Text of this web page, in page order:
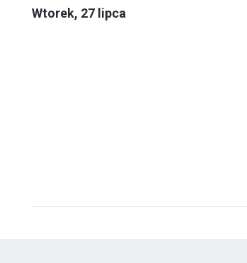
Wtorek, 27 lipca